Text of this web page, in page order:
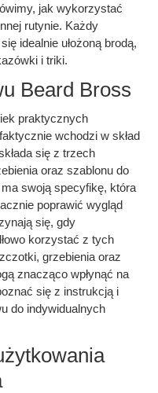
jak wykorzystać
rutynie. Każdy
idealnie ułożoną brodą,
i triki.
Beard Bross
praktycznych
wchodzi w skład
się z trzech
oraz szablonu do
swoją specyfikę, która
poprawić wygląd
się, gdy
korzystać z tych
grzebienia oraz
znacząco wpłynąć na
się z instrukcją i
do indywidualnych